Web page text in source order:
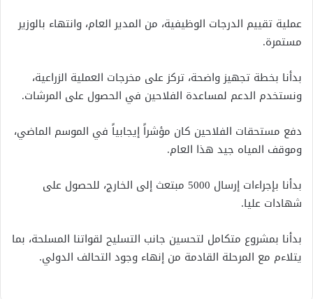
عملية تقييم الدرجات الوظيفية، من المدير العام، وانتهاء بالوزير
مستمرة.
بدأنا بخطة تجهيز واضحة، تركز على مخرجات العملية الزراعية،
ونستخدم الدعم لمساعدة الفلاحين في الحصول على المرشات.
دفع مستحقات الفلاحين كان مؤشراً إيجابياً في الموسم الماضي،
وموقف المياه جيد هذا العام.
بدأنا بإجراءات إرسال 5000 مبتعث إلى الخارج، للحصول على
شهادات عليا.
بدأنا بمشروع متكامل لتحسين جانب التسليح لقواتنا المسلحة، بما
يتلاءم مع المرحلة القادمة من إنهاء وجود التحالف الدولي.